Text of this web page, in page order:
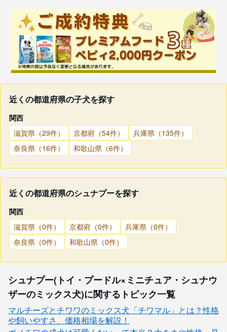
近くの都道府県の子犬を探す
関西
滋賀県（29件）
京都府（54件）
兵庫県（135件）
奈良県（16件）
和歌山県（6件）
近くの都道府県のシュナプーを探す
関西
滋賀県（0件）
京都府（0件）
兵庫県（0件）
奈良県（0件）
和歌山県（0件）
シュナプー(トイ・プードル×ミニチュア・シュナウ
ザーのミックス犬)に関するトピック一覧
マルチーズとチワワのミックス犬「チワマル」とは？性格
や飼いやすさ、価格相場を解説！